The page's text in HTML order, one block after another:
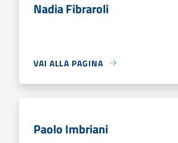
Nadia Fibraroli
VAI ALLA PAGINA
Paolo Imbriani